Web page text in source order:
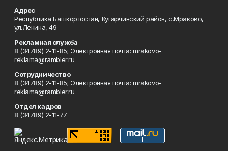
Адрес
Республика Башкортостан, Кугарчинский район, с.Мраково,
ул.Ленина, 49
Рекламная служба
8 (34789) 2-11-85; Электронная почта: mrakovo-
reklama@rambler.ru
Сотрудничество
8 (34789) 2-11-85; Электронная почта: mrakovo-
reklama@rambler.ru
Отдел кадров
8 (34789) 2-11-77